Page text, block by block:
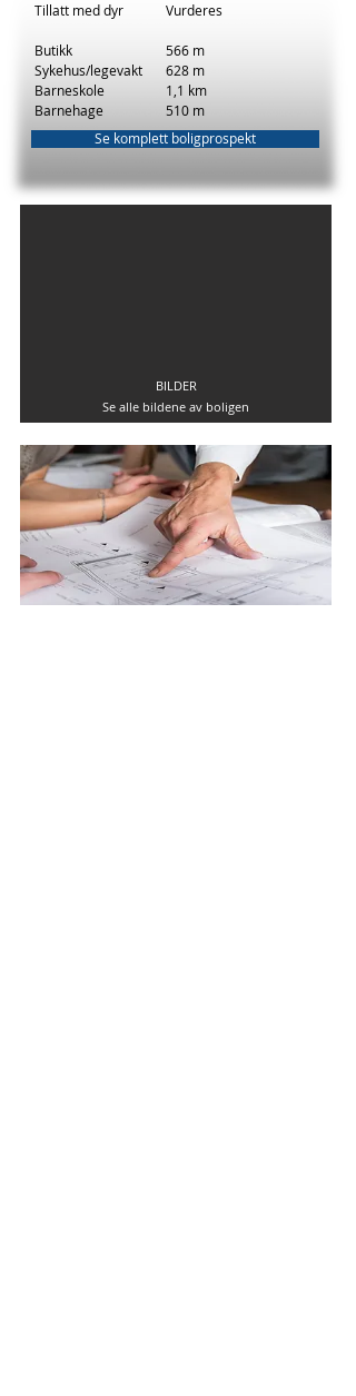
Tillatt med dyr
Butikk
Sykehus/legevakt
Barneskole
Barnehage
Vurderes
566 m
628 m
1,1 km
510 m
Se komplett boligprospekt
BILDER
Se alle bildene av boligen